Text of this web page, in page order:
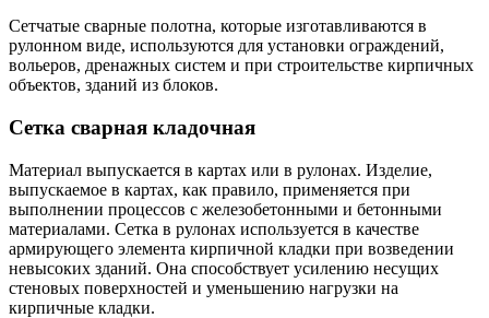
Сетчатые сварные полотна, которые изготавливаются в
рулонном виде, используются для установки ограждений,
вольеров, дренажных систем и при строительстве кирпичных
объектов, зданий из блоков.
Сетка сварная кладочная
Материал выпускается в картах или в рулонах. Изделие,
выпускаемое в картах, как правило, применяется при
выполнении процессов с железобетонными и бетонными
материалами. Сетка в рулонах используется в качестве
армирующего элемента кирпичной кладки при возведении
невысоких зданий. Она способствует усилению несущих
стеновых поверхностей и уменьшению нагрузки на
кирпичные кладки.